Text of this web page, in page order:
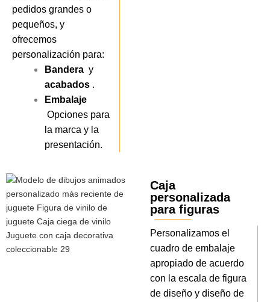
pedidos grandes o
pequeños, y
ofrecemos
personalización para:
Bandera y
acabados .
Embalaje
Opciones para
la marca y la
presentación.
Caja
personalizada
para figuras
Personalizamos el
cuadro de embalaje
apropiado de acuerdo
con la escala de figura
de diseño y diseño de